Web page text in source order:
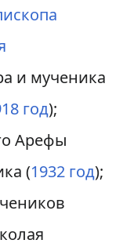
и мученика
год);
Арефы
(1932 год);